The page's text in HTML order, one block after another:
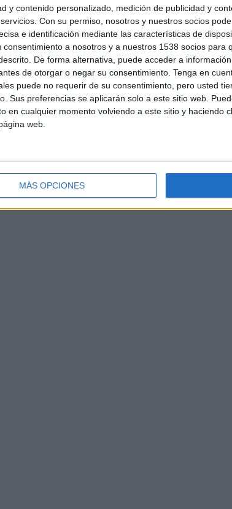
y contenido personalizado, medición de publicidad y
Con su permiso, nosotros y nuestros socios
e identificación mediante las características de
consentimiento a nosotros y a nuestros 1538 socios para
De forma alternativa, puede acceder a
de otorgar o negar su consentimiento. Tenga en
puede no requerir de su consentimiento, pero usted
Sus preferencias se aplicarán solo a este sitio web.
en cualquier momento volviendo a este sitio y haciendo
web.
MÁS OPCIONES